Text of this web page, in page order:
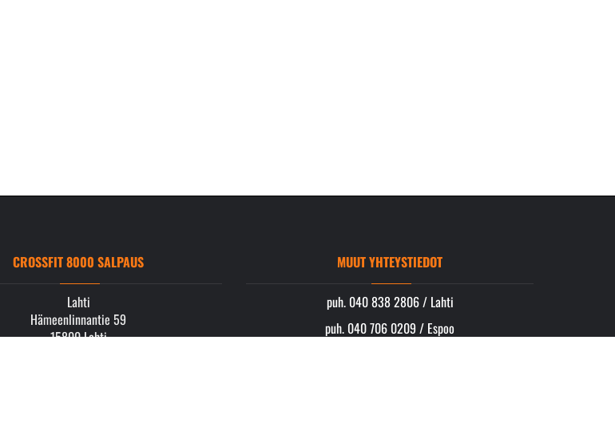
CROSSFIT 8000 SALPAUS
Lahti
Hämeenlinnantie 59
15800 Lahti
MUUT YHTEYSTIEDOT
puh. 040 838 2806 / Lahti
puh. 040 706 0209 / Espoo